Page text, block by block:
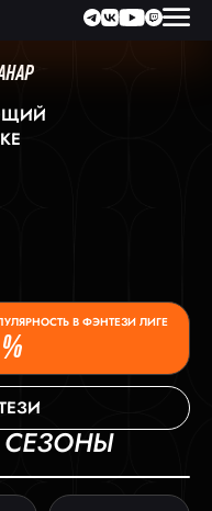
В ФЭНТЕЗИ ЛИГЕ
СЕЗОНЫ